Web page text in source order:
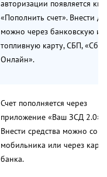
авторизации появляется
«Пополнить счет». Внести
можно через банковскую
топливную карту, СБП,
Онлайн».
Счет пополняется через
приложение «Ваш ЗСД 2.0».
Внести средства можно со
мобильника или через карту
банка.